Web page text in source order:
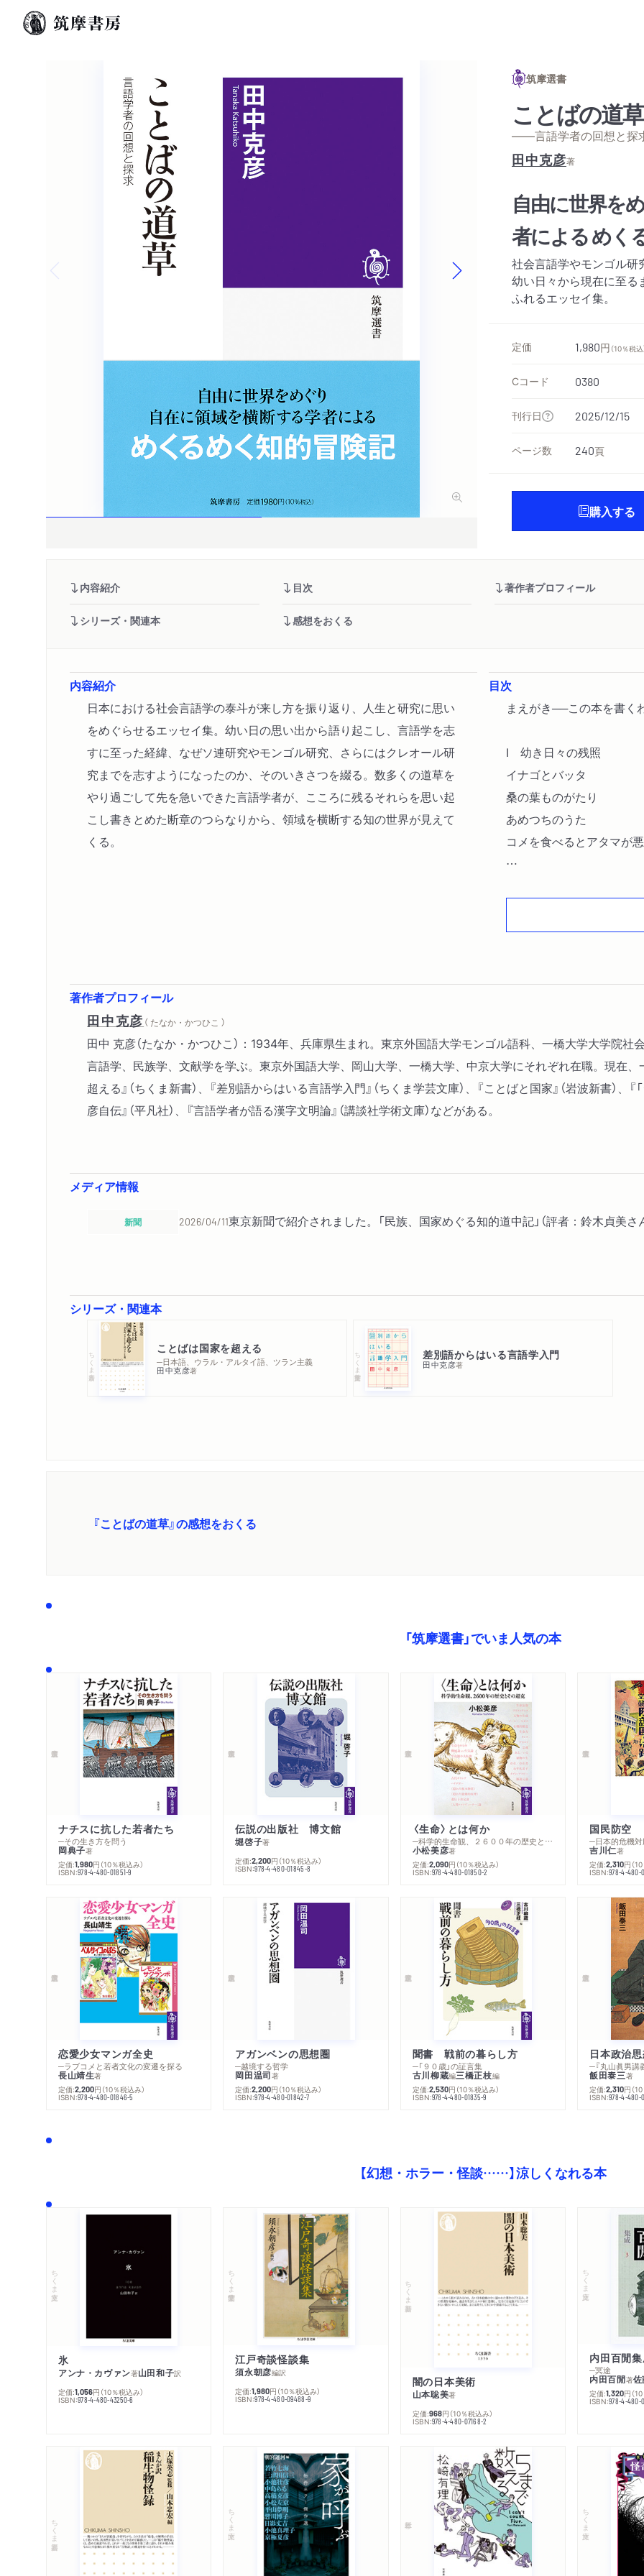
筑摩選書
ことばの道草
——言語学者の回想と探
田中克彦著
自由に世界を
者による めく
社会言語学やモンゴル研
幼い日々から現在に至る
ふれるエッセイ集。
定価 1,980円 （10％税込
Cコード 0380
刊行日 2025/12/15
ページ数 240頁
購入する
内容紹介 目次 著作者プロフィール
シリーズ・関連本 感想をおくる
内容紹介
日本における社会言語学の泰斗が来し方を振り返り、人生と研究に思い
をめぐらせるエッセイ集。幼い日の思い出から語り起こし、言語学を志
すに至った経緯、なぜソ連研究やモンゴル研究、さらにはクレオール研
究までを志すようになったのか、そのいきさつを綴る。数多くの道草を
やり過ごして先を急いできた言語学者が、こころに残るそれらを思い起
こし書きとめた断章のつらなりから、領域を横断する知の世界が見えて
くる。
目次
まえがき──この本を書く
I 幼き日々の残照
イナゴとバッタ
桑の葉ものがたり
あめつちのうた
コメを食べるとアタマが
税務署のアルバイトと東
III ドイツからフィンラン
ぼくの二回目のドイツ留学
IV 道草の数かず
シューハルトと亀井先生の
ぼくの読書のはじまり
池田恒雄最後のしごと――
か？
VI 抵抗する言語──ウクラ
言語から国際状況を考える
メイエ『新生ヨーロッパの
ことばの数は増え続ける
ウクライナ語はロシア語の
アウスバウ――方言から
独立を求めてたたかう方言
文明主義からの脱出とソシ
文化領域の巨大な変化の
文明語と文化語
VII ノモンハンのたたか
ノモンハン戦争八十五周
遊牧民と家畜の運命 黄
著作者プロフィール
田中克彦 （ たなか・かつひこ ）
田中 克彦（たなか・かつひこ）：1934年、兵庫県生まれ。東京外国語大学モンゴル語科、一橋大学大学院社
言語学、民族学、文献学を学ぶ。東京外国語大学、岡山大学、一橋大学、中京大学にそれぞれ在職。現在
超える』（ちくま新書）、『差別語からはいる言語学入門』（ちくま学芸文庫）、『ことばと国家』（岩波新書）、
彦自伝』（平凡社）、『言語学者が語る漢字文明論』（講談社学術文庫）などがある。
メディア情報
新聞 2026/04/11東京新聞で紹介されました。「民族、国家めぐる知的道中記」（評者：鈴木貞美さ
シリーズ・関連本
ちくま新書 ことばは国家を超える
─日本語、ウラル・アルタイ語、ツラン主義
田中克彦著
ちくま学芸文庫 差別語からはいる言語学入門
田中克彦著
『ことばの道草』の感想をおくる
「筑摩選書」でいま人気の本
ナチスに抗した若者たち
─その生き方を問う
岡典子著
定価:1,980円 （10％税込み）
ISBN:978-4-480-01851-9
伝説の出版社 博文館
堀啓子著
定価:2,200円 （10％税込み）
ISBN:978-4-480-01845-8
〈生命〉とは何か
─科学的生命観、２６００年の歴史とその超克
小松美彦著
定価:2,090円 （10％税込み）
ISBN:978-4-480-01850-2
国民防空
─日本的危機
吉川仁著
定価:2,310円 （
ISBN:978-4-480-
恋愛少女マンガ全史
─ラブコメと若者文化の変遷を探る
長山靖生著
定価:2,200円 （10％税込み）
ISBN:978-4-480-01846-5
アガンベンの思想圏
─越境する哲学
岡田温司著
定価:2,200円 （10％税込み）
ISBN:978-4-480-01842-7
聞書 戦前の暮らし方
─「９０歳」の証言集
古川柳蔵編三橋正枝編
定価:2,530円 （10％税込み）
ISBN:978-4-480-01835-9
日本政治
飯田泰三著
定価:2,310円 （
ISBN:978-4-480-
【幻想・ホラー・怪談……】涼しくなれる本
ちくま文庫
氷
アンナ・カヴァン著山田和子訳
定価:1,056円 （10％税込み）
ISBN:978-4-480-43250-6
ちくま学芸文庫
江戸奇談怪談集
須永朝彦編訳
定価:1,980円 （10％税込み）
ISBN:978-4-480-09488-9
ちくま新書
闇の日本美術
山本聡美著
定価:968円 （10％税込み）
ISBN:978-4-480-07168-2
ちくま文庫
内田百閒
─冥途
内田百閒著
定価:1,320円 （
ISBN:978-4-480-
ちくま新書 ちくま文庫 ちくま文庫